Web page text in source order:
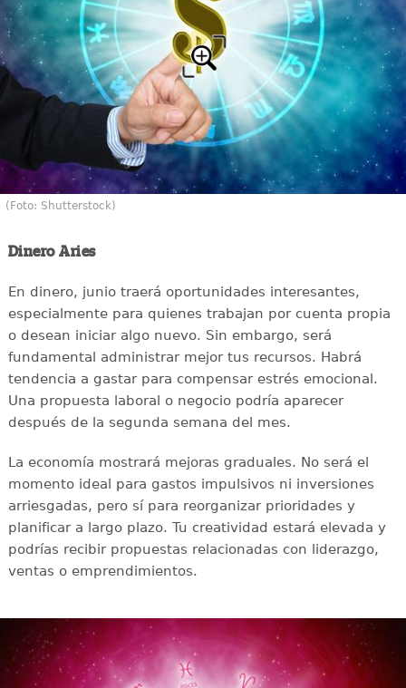
(Foto: Shutterstock)
Dinero Aries
En dinero, junio traerá oportunidades interesantes,
especialmente para quienes trabajan por cuenta propia
o desean iniciar algo nuevo. Sin embargo, será
fundamental administrar mejor tus recursos. Habrá
tendencia a gastar para compensar estrés emocional.
Una propuesta laboral o negocio podría aparecer
después de la segunda semana del mes.
La economía mostrará mejoras graduales. No será el
momento ideal para gastos impulsivos ni inversiones
arriesgadas, pero sí para reorganizar prioridades y
planificar a largo plazo. Tu creatividad estará elevada y
podrías recibir propuestas relacionadas con liderazgo,
ventas o emprendimientos.